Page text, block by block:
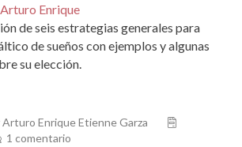
Enrique
de seis estrategias generales para
de sueños con ejemplos y algunas
su elección.
Enrique Etienne Garza
1 comentario